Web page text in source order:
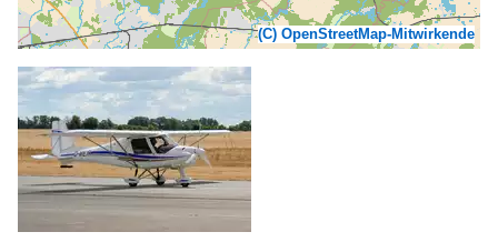
(C) OpenStreetMap-Mitwirkende